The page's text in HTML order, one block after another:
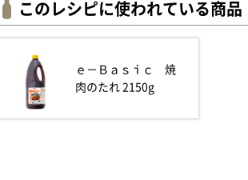
このレシピに使われている商品
ｅ－Ｂａｓｉｃ 焼
肉のたれ 2150g